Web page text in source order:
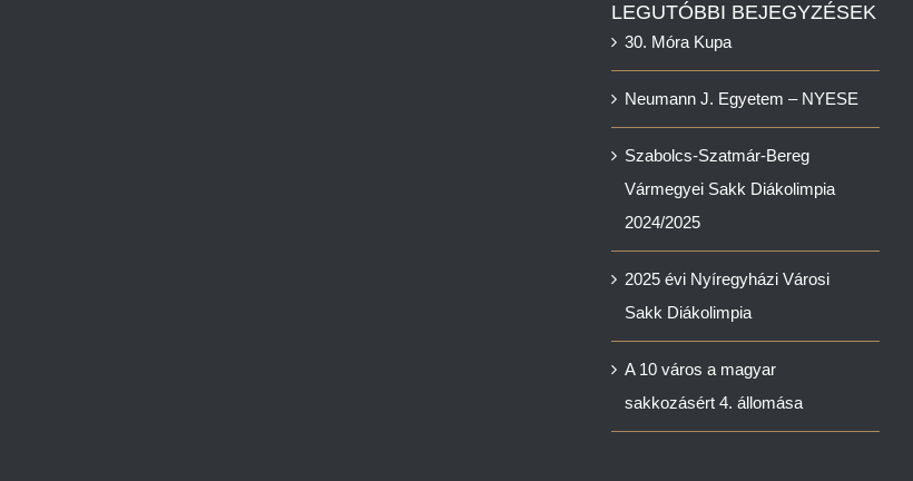
LEGUTÓBBI BEJEGYZÉSEK
30. Móra Kupa
Neumann J. Egyetem – NYESE
Szabolcs-Szatmár-Bereg
Vármegyei Sakk Diákolimpia
2024/2025
2025 évi Nyíregyházi Városi
Sakk Diákolimpia
A 10 város a magyar
sakkozásért 4. állomása